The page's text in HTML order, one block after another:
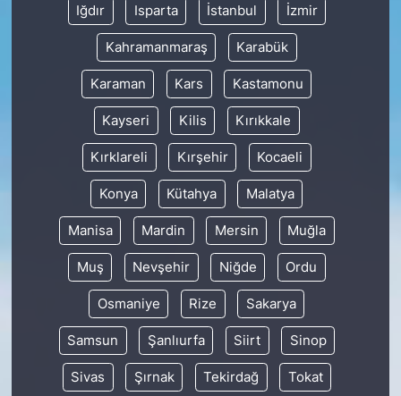
Iğdır Isparta İstanbul İzmir
Kahramanmaraş Karabük
Karaman Kars Kastamonu
Kayseri Kilis Kırıkkale
Kırklareli Kırşehir Kocaeli
Konya Kütahya Malatya
Manisa Mardin Mersin Muğla
Muş Nevşehir Niğde Ordu
Osmaniye Rize Sakarya
Samsun Şanlıurfa Siirt Sinop
Sivas Şırnak Tekirdağ Tokat